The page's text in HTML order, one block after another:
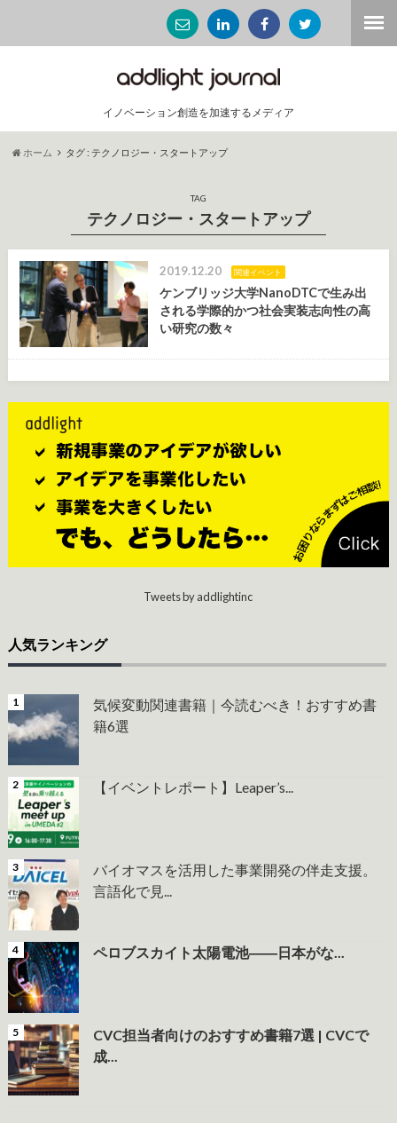
イノベーション創造を加速するメディア
ホーム タグ : テクノロジー・スタートアップ
TAG
テクノロジー・スタートアップ
2019.12.20 関連イベント
ケンブリッジ大学NanoDTCで生み出
される学際的かつ社会実装志向性の高
い研究の数々
Tweets by addlightinc
人気ランキング
気候変動関連書籍｜今読むべき！おすすめ書
籍6選
【イベントレポート】Leaper’s...
バイオマスを活用した事業開発の伴走支援。
言語化で見...
ペロブスカイト太陽電池――日本がな...
CVC担当者向けのおすすめ書籍7選 | CVCで
成...